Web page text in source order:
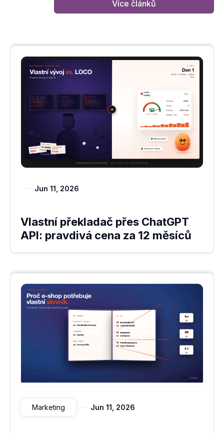
Více článků
Jun 11, 2026
Vlastní překladač přes ChatGPT
API: pravdivá cena za 12 měsíců
Marketing Jun 11, 2026